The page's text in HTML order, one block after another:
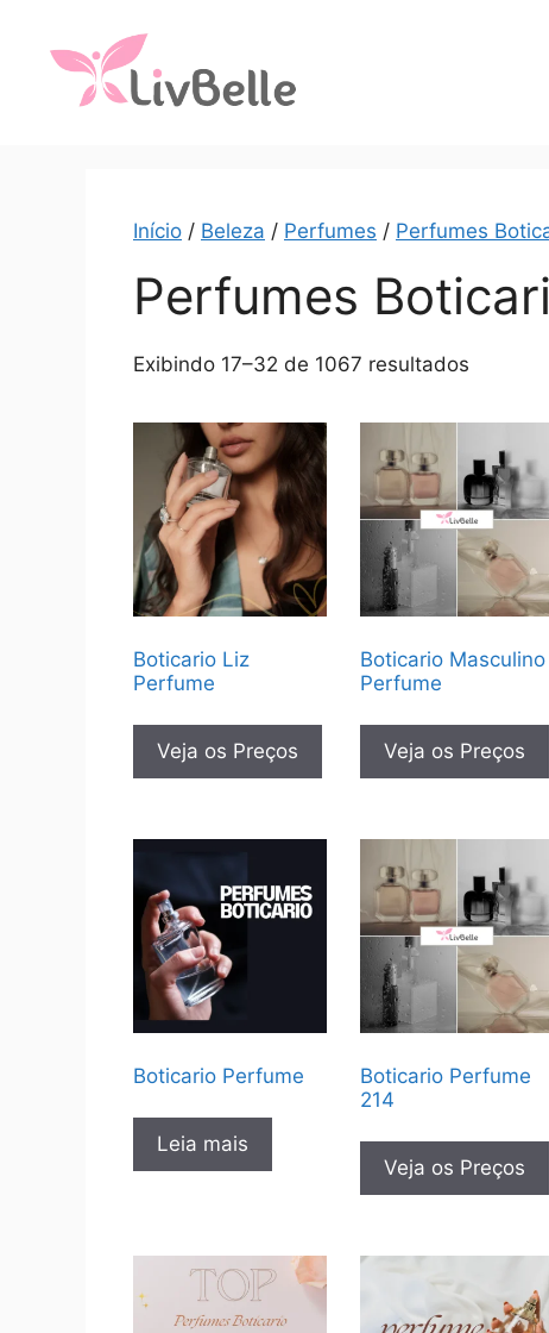
Início / Beleza / Perfumes / Perfumes
Perfumes
Exibindo 17–32 de 1067 resultados
Boticario Liz
Perfume
Veja os Preços
Boticario Masculino
Perfume
Veja os Preços
Boticario Perfume
Leia mais
Boticario Perfume
214
Veja os Preços